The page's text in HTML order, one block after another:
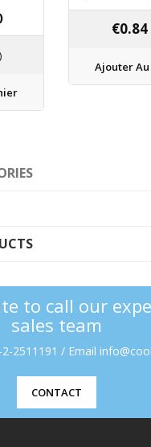
€0.84
Ajouter
to call our
sales team
2511191 / Email
CONTACT